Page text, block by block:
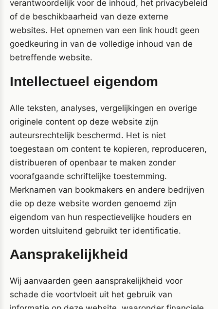
verantwoordelijk voor de inhoud, het privacybeleid
of de beschikbaarheid van deze externe
websites. Het opnemen van een link houdt geen
goedkeuring in van de volledige inhoud van de
betreffende website.
Intellectueel eigendom
Alle teksten, analyses, vergelijkingen en overige
originele content op deze website zijn
auteursrechtelijk beschermd. Het is niet
toegestaan om content te kopieren, reproduceren,
distribueren of openbaar te maken zonder
voorafgaande schriftelijke toestemming.
Merknamen van bookmakers en andere bedrijven
die op deze website worden genoemd zijn
eigendom van hun respectievelijke houders en
worden uitsluitend gebruikt ter identificatie.
Aansprakelijkheid
Wij aanvaarden geen aansprakelijkheid voor
schade die voortvloeit uit het gebruik van